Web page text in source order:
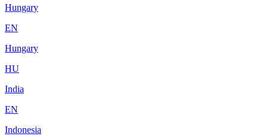
Hungary
EN
Hungary
HU
India
EN
Indonesia